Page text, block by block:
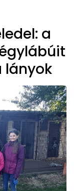
a
lányok